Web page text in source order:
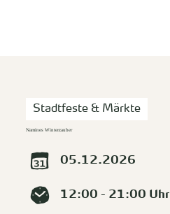
Stadtfeste & Märkte
Namines Winterzauber
05.12.2026
12:00 - 21:00 Uhr